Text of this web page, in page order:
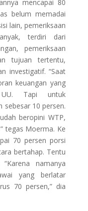
mencapai 80
belum memadai
lain, pemeriksaan
terdiri dari
pemeriksaan
tujuan tertentu,
investigatif. “Saat
keuangan yang
Tapi untuk
sebesar 10 persen.
beropini WTP,
tegas Moerma. Ke
70 persen porsi
bertahap. Tentu
namanya
yang berlatar
70 persen,” dia